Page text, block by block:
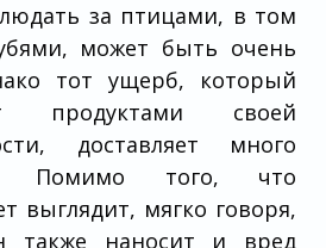
за птицами, в том
может быть очень
тот ущерб, который
продуктами своей
доставляет много
Помимо того, что
выглядит, мягко говоря,
также наносит и вред